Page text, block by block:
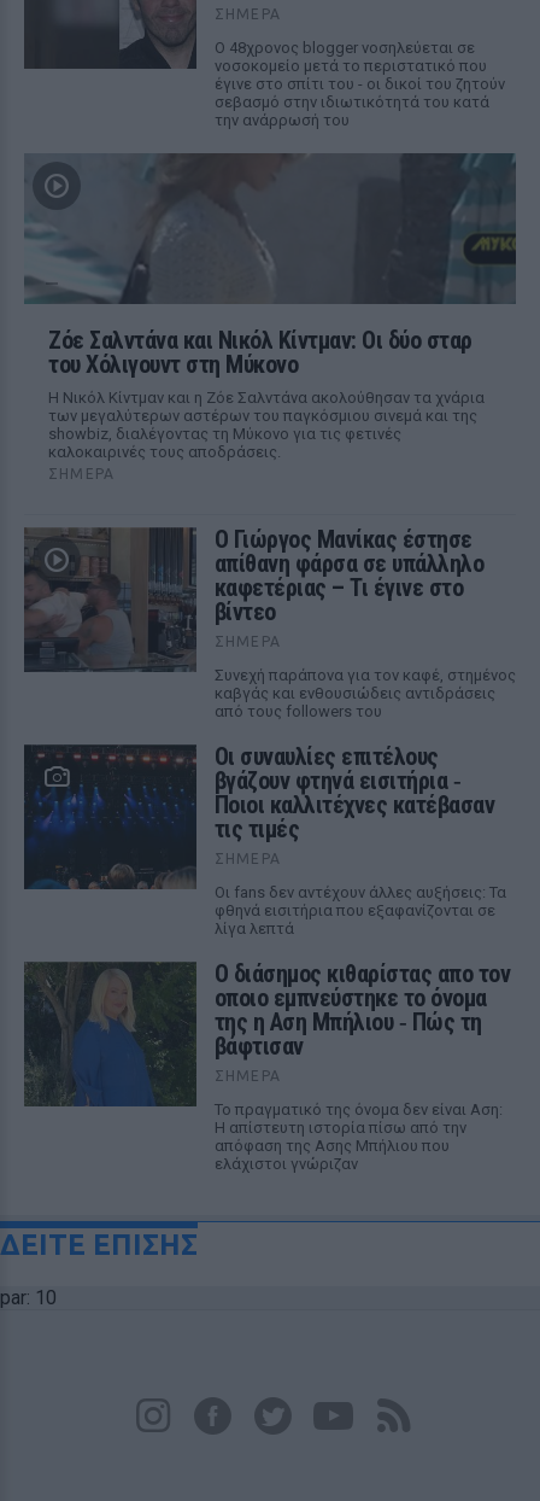
ΣΉΜΕΡΑ
Ο 48χρονος blogger νοσηλεύεται σε
νοσοκομείο μετά το περιστατικό που
έγινε στο σπίτι του - οι δικοί του ζητούν
σεβασμό στην ιδιωτικότητά του κατά
την ανάρρωσή του
Ζόε Σαλντάνα και Νικόλ Κίντμαν: Οι δύο σταρ
του Χόλιγουντ στη Μύκονο
Η Νικόλ Κίντμαν και η Ζόε Σαλντάνα ακολούθησαν τα χνάρια
των μεγαλύτερων αστέρων του παγκόσμιου σινεμά και της
showbiz, διαλέγοντας τη Μύκονο για τις φετινές
καλοκαιρινές τους αποδράσεις.
ΣΉΜΕΡΑ
Ο Γιώργος Μανίκας έστησε
απίθανη φάρσα σε υπάλληλο
καφετέριας – Τι έγινε στο
βίντεο
ΣΉΜΕΡΑ
Συνεχή παράπονα για τον καφέ, στημένος
καβγάς και ενθουσιώδεις αντιδράσεις
από τους followers του
Οι συναυλίες επιτέλους
βγάζουν φτηνά εισιτήρια ‑
Ποιοι καλλιτέχνες κατέβασαν
τις τιμές
ΣΉΜΕΡΑ
Οι fans δεν αντέχουν άλλες αυξήσεις: Τα
φθηνά εισιτήρια που εξαφανίζονται σε
λίγα λεπτά
Ο διάσημος κιθαρίστας απο τον
οποιο εμπνεύστηκε το όνομα
της η Αση Μπήλιου ‑ Πώς τη
βάφτισαν
ΣΉΜΕΡΑ
Το πραγματικό της όνομα δεν είναι Αση:
Η απίστευτη ιστορία πίσω από την
απόφαση της Ασης Μπήλιου που
ελάχιστοι γνώριζαν
ΔΕΙΤΕ ΕΠΙΣΗΣ
par: 10